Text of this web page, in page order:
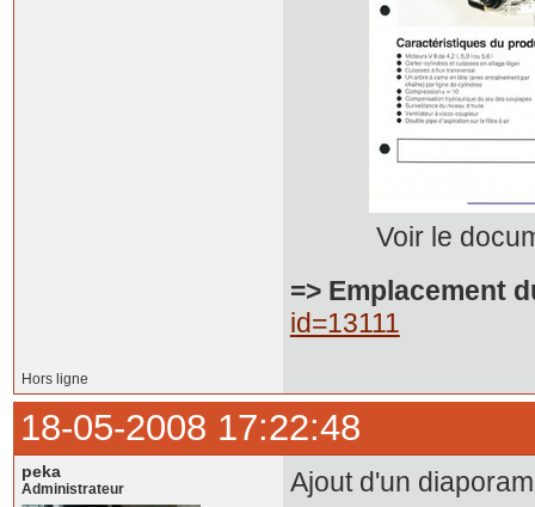
Voir le
=> Emplacement
id=13111
Hors ligne
18-05-2008 17:22:48
peka
Administrateur Ajout d'un